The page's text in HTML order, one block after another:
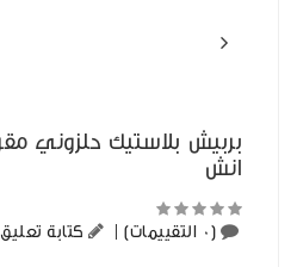
انش
(0 التقييمات) كتابة تعليق